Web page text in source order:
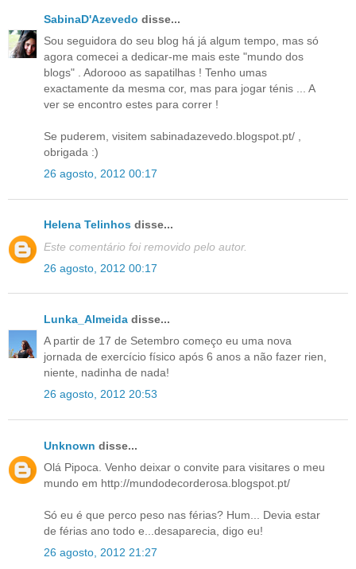
SabinaD'Azevedo disse...
Sou seguidora do seu blog há já algum tempo, mas só
agora comecei a dedicar-me mais este "mundo dos
blogs" . Adorooo as sapatilhas ! Tenho umas
exactamente da mesma cor, mas para jogar ténis ... A
ver se encontro estes para correr !
Se puderem, visitem sabinadazevedo.blogspot.pt/ ,
obrigada :)
26 agosto, 2012 00:17
Helena Telinhos disse...
Este comentário foi removido pelo autor.
26 agosto, 2012 00:17
Lunka_Almeida disse...
A partir de 17 de Setembro começo eu uma nova
jornada de exercício físico após 6 anos a não fazer rien,
niente, nadinha de nada!
26 agosto, 2012 20:53
Unknown disse...
Olá Pipoca. Venho deixar o convite para visitares o meu
mundo em http://mundodecorderosa.blogspot.pt/
Só eu é que perco peso nas férias? Hum... Devia estar
de férias ano todo e...desaparecia, digo eu!
26 agosto, 2012 21:27